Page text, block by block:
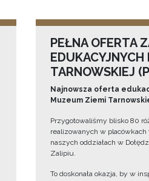
PEŁNA OFERTA
TARNOWSKIEJ
Najnowsza oferta
Muzeum Ziemi
Przygotowaliśmy blisko 80
realizowanych w placówkach
naszych oddziałach w
Zalipiu.
To doskonała okazja, by w